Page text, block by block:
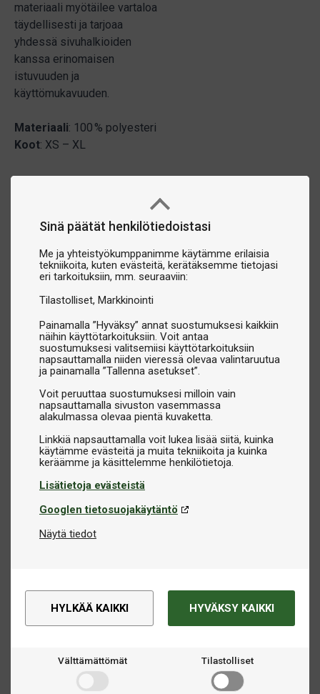
Sinä päätät henkilötiedoistasi
Me ja yhteistyökumppanimme käytämme erilaisia
tekniikoita, kuten evästeitä, kerätäksemme tietojasi
eri tarkoituksiin, mm. seuraaviin:
Tilastolliset Markkinointi
Painamalla ”Hyväksy” annat suostumuksesi kaikkiin
näihin käyttötarkoituksiin. Voit antaa
suostumuksesi valitsemiisi käyttötarkoituksiin
napsauttamalla niiden vieressä olevaa valintaruutua
ja painamalla ”Tallenna asetukset”.
Voit peruuttaa suostumuksesi milloin vain
napsauttamalla sivuston vasemmassa
alakulmassa olevaa pientä kuvaketta.
Linkkiä napsauttamalla voit lukea lisää siitä, kuinka
käytämme evästeitä ja muita tekniikoita ja kuinka
Lisätietoja evästeistä
Googlen tietosuojakäytäntö
Näytä tiedot
HYLKÄÄ KAIKKI HYVÄKSY KAIKKI
Välttämättömät Tilastolliset
materiaali myötäilee vartaloa
täydellisesti ja tarjoaa
yhdessä sivuhalkioiden
kanssa erinomaisen
istuvuuden ja
käyttömukavuuden.
Materiaali: 100 % polyesteri
Koot: XS – XL